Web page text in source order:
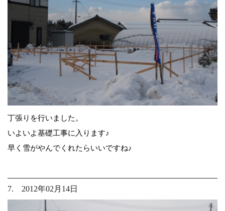
丁張りを行いました。
いよいよ基礎工事に入ります♪
早く雪がやんでくれたらいいですね♪
7. 2012年02月14日